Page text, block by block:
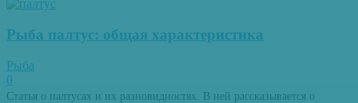
Рыба палтус: общая характеристика
Рыба
0
Статья о палтусах и их разновидностях. В ней рассказывается о